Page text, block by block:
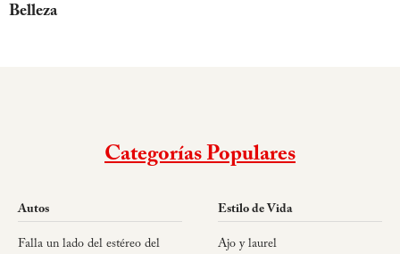
Belleza
Categorías Populares
Autos
Falla un lado del estéreo del
Estilo de Vida
Ajo y laurel